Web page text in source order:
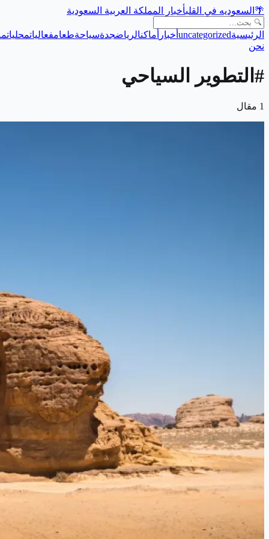
🌴 السعوديه في القلبأخبار المملكة العربية السعودية
الرئيسيةuncategorized أخبار أماكنالرياضجدةسياحةطعامفعالياتمحليات
نحن
# التطوير السياحي
1 مقال